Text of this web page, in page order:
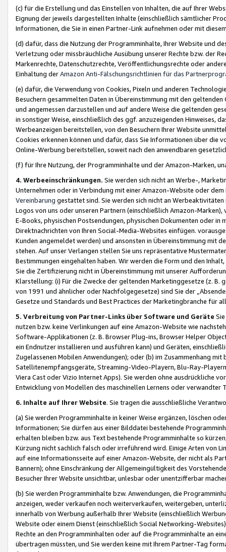
(c) für die Erstellung und das Einstellen von Inhalten, die auf Ihrer
Eignung der jeweils dargestellten Inhalte (einschließlich sämtlicher
Informationen, die Sie in einen Partner-Link aufnehmen oder mit
(d) dafür, dass die Nutzung der Programminhalte, Ihrer Website und
Verletzung oder missbräuchliche Ausübung unserer Rechte bzw. der
Markenrechte, Datenschutzrechte, Veröffentlichungsrechte oder
Einhaltung derAmazon Anti-Fälschungsrichtlinien für das
(e) dafür, die Verwendung von Cookies, Pixeln und anderen
Besuchern gesammelten Daten in Übereinstimmung mit den
und angemessen darzustellen und auf andere Weise die geltenden
in sonstiger Weise, einschließlich des ggf. anzuzeigenden Hinweises,
Werbeanzeigen bereitstellen, von den Besuchern Ihrer Website
Cookies erkennen können und dafür, dass Sie Informationen über die
Online-Werbung bereitstellen, soweit nach den anwendbaren
(f) für Ihre Nutzung, der Programminhalte und der Amazon-Marken,
4. Werbeeinschränkungen. Sie werden sich nicht an Werbe-,
Unternehmen oder in Verbindung mit einer Amazon-Website oder
Vereinbarung gestattet sind. Sie werden sich nicht an
Logos von uns oder unseren Partnern (einschließlich Amazon-
E-Books, physischen Postsendungen, physischen Dokumenten oder in
Direktnachrichten von Ihren Social-Media-Websites einfügen.
Kunden angemeldet werden) und ansonsten in Übereinstimmung mit
stehen. Auf unser Verlangen stellen Sie uns repräsentative
Bestimmungen eingehalten haben. Wir werden die Form und den
Sie die Zertifizierung nicht in Übereinstimmung mit unserer
Klarstellung: (i) Für die Zwecke der geltenden Marketinggesetze (z. B.
von 1991 und ähnlicher oder Nachfolgegesetze) sind Sie der
Gesetze und Standards und Best Practices der Marketingbranche für
5. Verbreitung von Partner-Links über Software und Geräte
nutzen bzw. keine Verlinkungen auf eine Amazon-Website wie
Software-Applikationen (z. B. Browser Plug-ins, Browser Helper
ein Endnutzer installieren und ausführen kann) und Geräten,
Zugelassenen Mobilen Anwendungen); oder (b) im Zusammenhang
Satellitenempfangsgeräte, Streaming-Video-Playern, Blu-Ray-
Viera Cast oder Vizio Internet Apps). Sie werden ohne ausdrückliche
Entwicklung von Modellen des maschinellen Lernens oder
6. Inhalte auf Ihrer Website. Sie tragen die ausschließliche
(a) Sie werden Programminhalte in keiner Weise ergänzen, löschen
Informationen; Sie dürfen aus einer Bilddatei bestehende
erhalten bleiben bzw. aus Text bestehende Programminhalte so
Kürzung nicht sachlich falsch oder irreführend wird. Einige Arten von
auf eine Informationsseite auf einer Amazon-Website, der nicht als
Bannern); ohne Einschränkung der Allgemeingültigkeit des
Besucher Ihrer Website unsichtbar, unlesbar oder unentzifferbar
(b) Sie werden Programminhalte bzw. Anwendungen, die
anzeigen, weder verkaufen noch weiterverkaufen, weitergeben,
innerhalb von Werbung außerhalb Ihrer Website (einschließlich
Website oder einem Dienst (einschließlich Social Networking-
Rechte an den Programminhalten oder auf die Programminhalte an
übertragen müssten, und Sie werden keine mit Ihrem Partner-Tag